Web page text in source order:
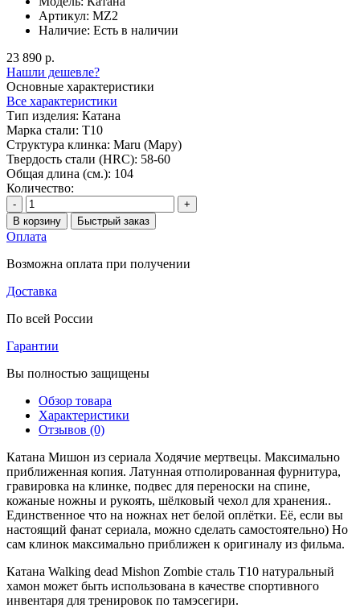
Артикул: MZ2
Наличие: Есть в наличии
23 890 р.
Нашли дешевле?
Основные характеристики
Все характеристики
Тип изделия: Катана
Марка стали: T10
Структура клинка: Maru (Мару)
Твердость стали (HRC): 58-60
Общая длина (см.): 104
Количество:
-
+
В корзину
Быстрый заказ
Оплата
Возможна оплата при получении
Доставка
По всей России
Гарантии
Вы полностью защищены
Обзор товара
Характеристики
Отзывов (0)
Катана Мишон из сериала Ходячие мертвецы. Максимально
приближенная копия. Латунная отполированная фурнитура,
гравировка на клинке, подвес для переноски на спине,
кожаные ножны и рукоять, шёлковый чехол для хранения..
Единственное что на ножнах нет белой оплётки. Её, если вы
настоящий фанат сериала, можно сделать самостоятельно) Но
сам клинок максимально приближен к оригиналу из фильма.
Катана Walking dead Mishon Zombie сталь T10 натуральный
хамон может быть использована в качестве спортивного
инвентаря для тренировок по тамэсегири.